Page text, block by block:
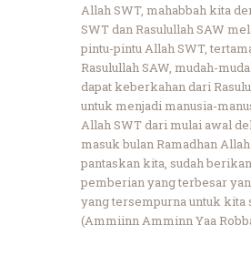
Allah SWT, mahabbah kita
SWT dan Rasulullah SAW
pintu-pintu Allah SWT,
Rasulullah SAW, mudah-
dapat keberkahan dari
untuk menjadi manusia-
Allah SWT dari mulai awal
masuk bulan Ramadhan
pantaskan kita, sudah
pemberian yang terbesar
yang tersempurna untuk kita
(Ammiinn Amminn Yaa